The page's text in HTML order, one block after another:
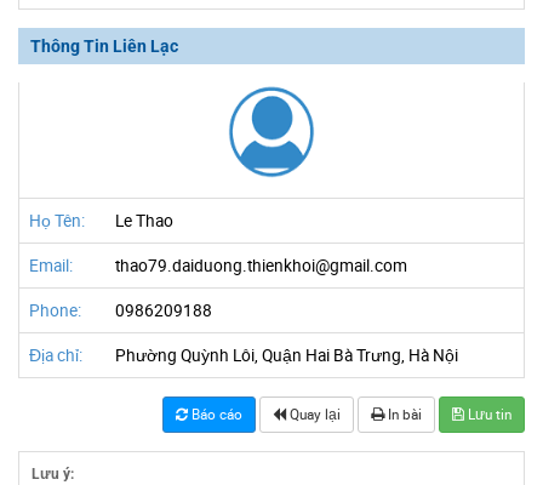
Thông Tin Liên Lạc
Họ Tên: Le Thao
Email: thao79.daiduong.thienkhoi@gmail.com
Phone: 0986209188
Địa chỉ: Phường Quỳnh Lôi, Quận Hai Bà Trưng, Hà Nội
Báo cáo Quay lại In bài Lưu tin
Lưu ý: